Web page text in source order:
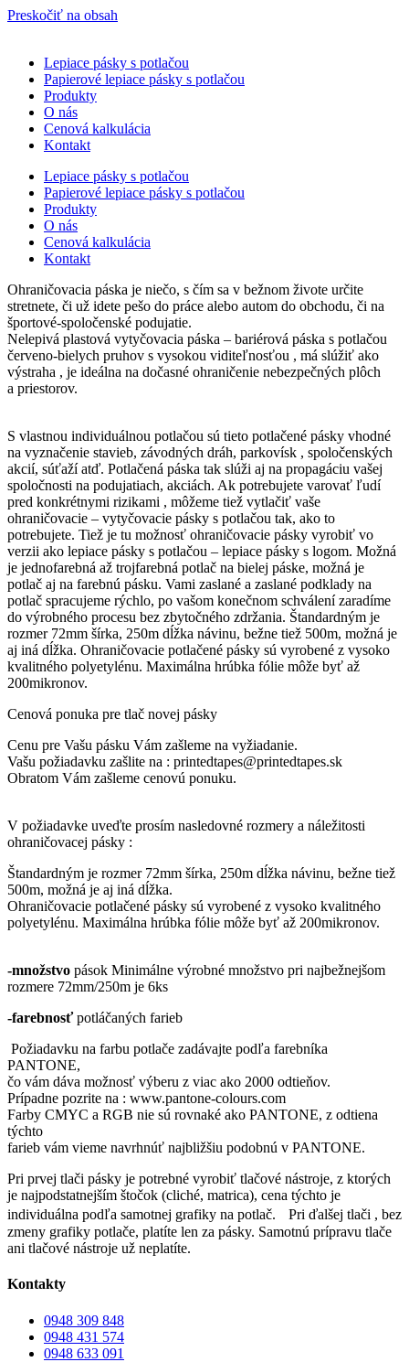
Preskočiť na obsah
Lepiace pásky s potlačou
Papierové lepiace pásky s potlačou
Produkty
O nás
Cenová kalkulácia
Kontakt
Lepiace pásky s potlačou
Papierové lepiace pásky s potlačou
Produkty
O nás
Cenová kalkulácia
Kontakt
Ohraničovacia páska je niečo, s čím sa v bežnom živote určite
stretnete, či už idete pešo do práce alebo autom do obchodu, či na
športové-spoločenské podujatie.
Nelepivá plastová vytyčovacia páska – bariérová páska s potlačou
červeno-bielych pruhov s vysokou viditeľnosťou , má slúžiť ako
výstraha , je ideálna na dočasné ohraničenie nebezpečných plôch
a priestorov.
S vlastnou individuálnou potlačou sú tieto potlačené pásky vhodné
na vyznačenie stavieb, závodných dráh, parkovísk , spoločenských
akcií, súťaží atď. Potlačená páska tak slúži aj na propagáciu vašej
spoločnosti na podujatiach, akciách. Ak potrebujete varovať ľudí
pred konkrétnymi rizikami , môžeme tiež vytlačiť vaše
ohraničovacie – vytyčovacie pásky s potlačou tak, ako to
potrebujete. Tiež je tu možnosť ohraničovacie pásky vyrobiť vo
verzii ako lepiace pásky s potlačou – lepiace pásky s logom. Možná
je jednofarebná až trojfarebná potlač na bielej páske, možná je
potlač aj na farebnú pásku. Vami zaslané a zaslané podklady na
potlač spracujeme rýchlo, po vašom konečnom schválení zaradíme
do výrobného procesu bez zbytočného zdržania. Štandardným je
rozmer 72mm šírka, 250m dĺžka návinu, bežne tiež 500m, možná je
aj iná dĺžka. Ohraničovacie potlačené pásky sú vyrobené z vysoko
kvalitného polyetylénu. Maximálna hrúbka fólie môže byť až
200mikronov.
Cenová ponuka pre tlač novej pásky
Cenu pre Vašu pásku Vám zašleme na vyžiadanie.
Vašu požiadavku zašlite na : printedtapes@printedtapes.sk
Obratom Vám zašleme cenovú ponuku.
V požiadavke uveďte prosím nasledovné rozmery a náležitosti
ohraničovacej pásky :
Štandardným je rozmer 72mm šírka, 250m dĺžka návinu, bežne tiež
500m, možná je aj iná dĺžka.
Ohraničovacie potlačené pásky sú vyrobené z vysoko kvalitného
polyetylénu. Maximálna hrúbka fólie môže byť až 200mikronov.
-množstvo pások Minimálne výrobné množstvo pri najbežnejšom
rozmere 72mm/250m je 6ks
-farebnosťpotláčaných farieb
Požiadavku na farbu potlače zadávajte podľa farebníka
PANTONE,
čo vám dáva možnosť výberu z viac ako 2000 odtieňov.
Prípadne pozrite na : www.pantone-colours.com
Farby CMYC a RGB nie sú rovnaké ako PANTONE, z odtiena
týchto
farieb vám vieme navrhnúť najbližšiu podobnú v PANTONE.
Pri prvej tlači pásky je potrebné vyrobiť tlačové nástroje, z ktorých
je najpodstatnejším štočok (cliché, matrica), cena týchto je
individuálna podľa samotnej grafiky na potlač. Pri ďalšej tlači , bez
zmeny grafiky potlače, platíte len za pásky. Samotnú prípravu tlače
ani tlačové nástroje už neplatíte.
Kontakty
0948 309 848
0948 431 574
0948 633 091